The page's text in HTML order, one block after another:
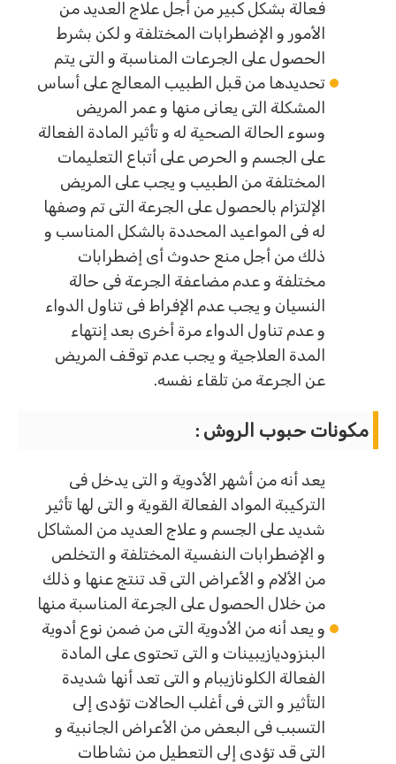
فعالة بشكل كبير من أجل علاج العديد من
الأمور و الإضطرابات المختلفة و لكن بشرط
الحصول على الجرعات المناسبة و التى يتم
تحديدها من قبل الطبيب المعالج على أساس
المشكلة التى يعانى منها و عمر المريض
وسوء الحالة الصحية له و تأثير المادة الفعالة
على الجسم و الحرص على أتباع التعليمات
المختلفة من الطبيب و يجب على المريض
الإلتزام بالحصول على الجرعة التى تم وصفها
له فى المواعيد المحددة بالشكل المناسب و
ذلك من أجل منع حدوث أى إضطرابات
مختلفة و عدم مضاعفة الجرعة فى حالة
النسيان و يجب عدم الإفراط فى تناول الدواء
و عدم تناول الدواء مرة أخرى بعد إنتهاء
المدة العلاجية و يجب عدم توقف المريض
عن الجرعة من تلقاء نفسه.
مكونات حبوب الروش :
يعد أنه من أشهر الأدوية و التى يدخل فى
التركيبة المواد الفعالة القوية و التى لها تأثير
شديد على الجسم و علاج العديد من المشاكل
و الإضطرابات النفسية المختلفة و التخلص
من الألام و الأعراض التى قد تنتج عنها و ذلك
من خلال الحصول على الجرعة المناسبة منها
و يعد أنه من الأدوية التى من ضمن نوع أدوية
البنزوديازيبينات و التى تحتوى على المادة
الفعالة الكلونازيبام و التى تعد أنها شديدة
التأثير و التى فى أغلب الحالات تؤدى إلى
التسبب فى البعض من الأعراض الجانبية و
التى قد تؤدى إلى التعطيل من نشاطات